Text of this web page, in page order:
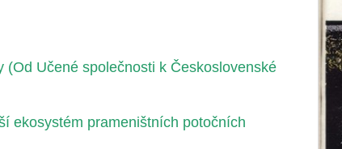
(Od Učené společnosti k Československé
ekosystém prameništních potočních